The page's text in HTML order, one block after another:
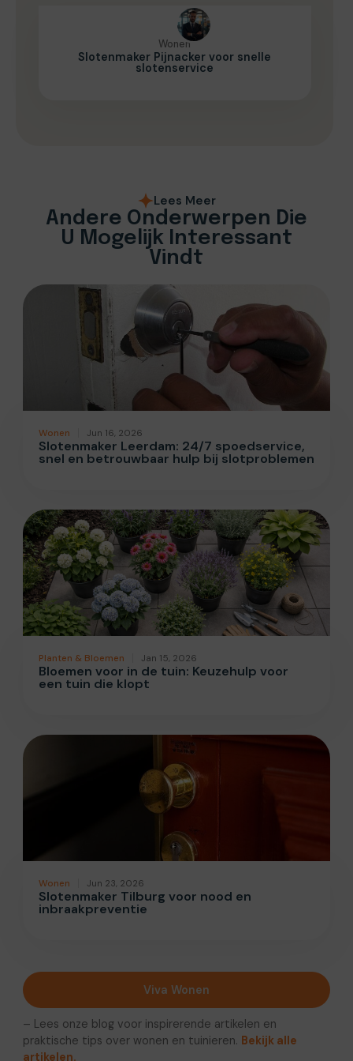
Wonen
Slotenmaker Pijnacker voor snelle
slotenservice
Lees Meer
Andere Onderwerpen Die
U Mogelijk Interessant
Vindt
Wonen Jun 16, 2026
Slotenmaker Leerdam: 24/7 spoedservice,
snel en betrouwbaar hulp bij slotproblemen
Planten & Bloemen Jan 15, 2026
Bloemen voor in de tuin: Keuzehulp voor
een tuin die klopt
Wonen Jun 23, 2026
Slotenmaker Tilburg voor nood en
inbraakpreventie
Viva Wonen
– Lees onze blog voor inspirerende artikelen en
praktische tips over wonen en tuinieren. Bekijk alle
artikelen.